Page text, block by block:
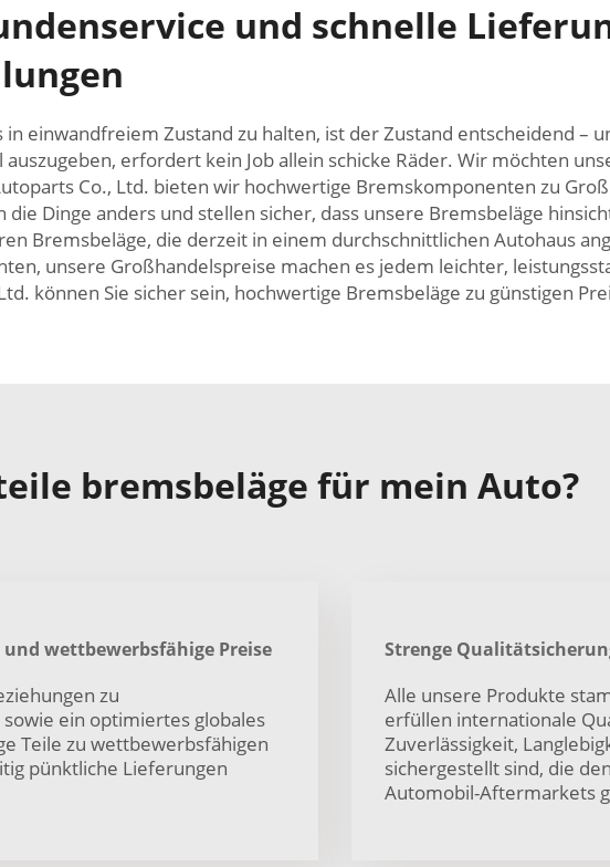
und schnelle
einwandfreiem Zustand zu halten, ist der Zustand entscheidend –
erfordert kein Job allein schicke Räder. Wir möchten
Co., Ltd. bieten wir hochwertige Bremskomponenten zu
Dinge anders und stellen sicher, dass unsere Bremsbeläge
Bremsbeläge, die derzeit in einem durchschnittlichen Autohaus
unsere Großhandelspreise machen es jedem leichter,
können Sie sicher sein, hochwertige Bremsbeläge zu günstigen
bremsbeläge für mein Auto?
wettbewerbsfähige Preise
zu
ein optimiertes globales
Teile zu wettbewerbsfähigen
pünktliche Lieferungen
Strenge
Alle unsere Produkte
erfüllen internationale
Zuverlässigkeit,
sichergestellt sind, die
Automobil-Aftermarkets